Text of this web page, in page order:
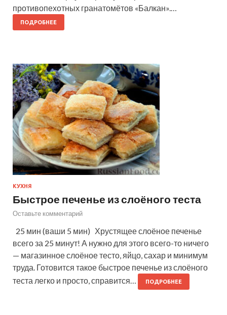
противопехотных гранатомётов «Балкан».…
ПОДРОБНЕЕ
КУХНЯ
Быстрое печенье из слоёного теста
Оставьте комментарий
25 мин (ваши 5 мин) Хрустящее слоёное печенье
всего за 25 минут! А нужно для этого всего-то ничего
— магазинное слоёное тесто, яйцо, сахар и минимум
труда. Готовится такое быстрое печенье из слоёного
теста легко и просто, справится…
ПОДРОБНЕЕ